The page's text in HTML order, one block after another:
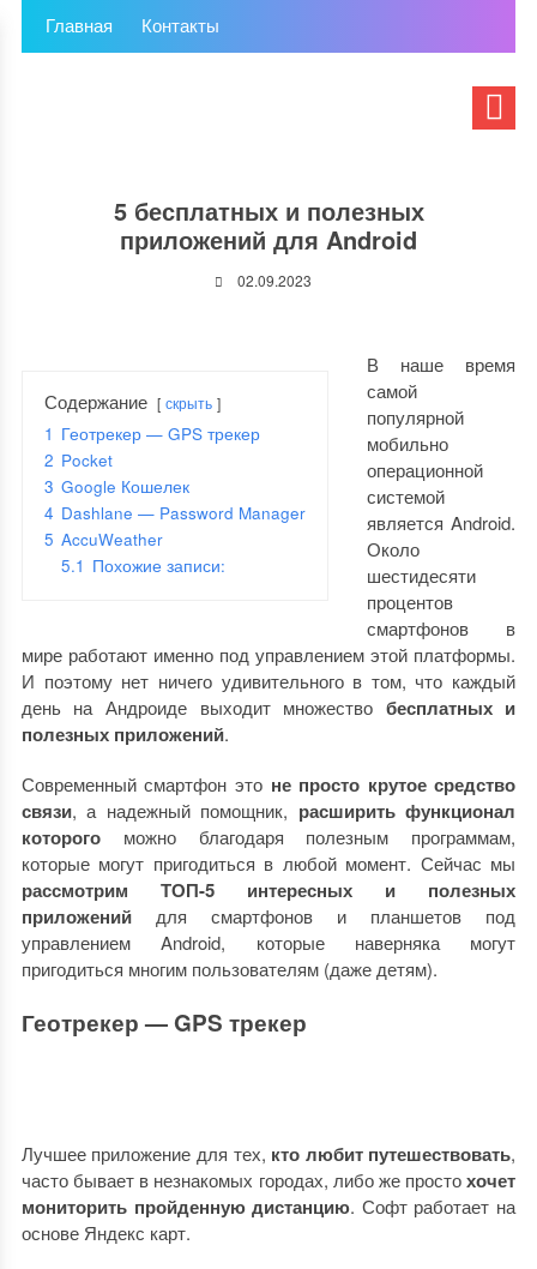
Главная Контакты
5 бесплатных и полезных
приложений для Android
02.09.2023
Содержание скрыть
1 Геотрекер — GPS трекер
2 Pocket
3 Google Кошелек
4 Dashlane — Password Manager
5 AccuWeather
5.1 Похожие записи:
В наше время
самой
популярной
мобильно
операционной
системой
является Android.
Около
шестидесяти
процентов
смартфонов в
мире работают именно под управлением этой платформы.
И поэтому нет ничего удивительного в том, что каждый
день на Андроиде выходит множество бесплатных и
полезных приложений.
Современный смартфон это не просто крутое средство
связи, а надежный помощник, расширить функционал
которогоможно благодаря полезным программам,
которые могут пригодиться в любой момент. Сейчас мы
рассмотрим ТОП-5 интересных и полезных
приложенийдля смартфонов и планшетов под
управлением Android, которые наверняка могут
пригодиться многим пользователям (даже детям).
Геотрекер — GPS трекер
Лучшее приложение для тех, кто любит путешествовать,
часто бывает в незнакомых городах, либо же простохочет
мониторить пройденную дистанцию. Софт работает на
основе Яндекс карт.